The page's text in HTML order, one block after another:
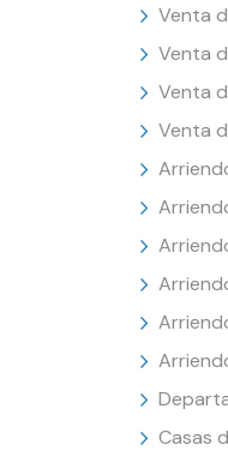
Venta
Venta
Venta
Venta
Casas